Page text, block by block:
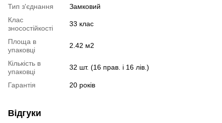
Тип з'єднання
Замковий
Клас
зносостійкості
33 клас
Площа в
упаковці
2.42 м2
Кількість в
упаковці
32 шт. (16 прав. і 16 лів.)
Гарантія 20 років
Відгуки